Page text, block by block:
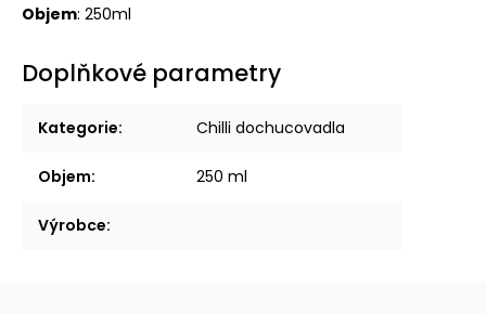
Objem: 250ml
Doplňkové parametry
Kategorie: Chilli dochucovadla
Objem: 250 ml
Výrobce: